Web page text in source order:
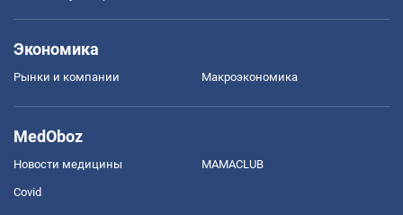
Экономика
Рынки и компании Mакроэкономика
MedOboz
Новости медицины MAMACLUB
Covid